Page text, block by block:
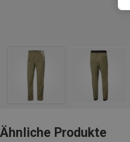
Ähnliche Produkte